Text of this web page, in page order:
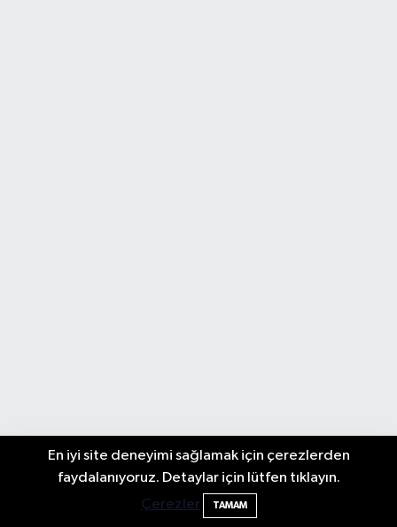
En iyi site deneyimi sağlamak için çerezlerden
faydalanıyoruz. Detaylar için lütfen tıklayın.
Çerezler
TAMAM
Bartın'da Şafak Operasyonu: 5 Gözaltı, 4
Şüpheli Aranıyor